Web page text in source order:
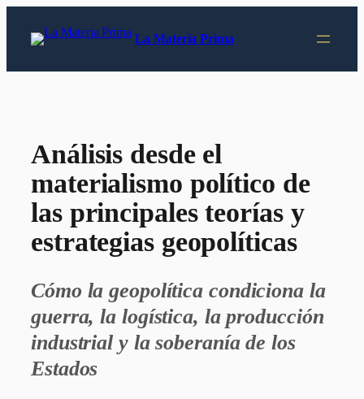
La Materia Prima
Análisis desde el
materialismo político de
las principales teorías y
estrategias geopolíticas
Cómo la geopolítica condiciona la
guerra, la logística, la producción
industrial y la soberanía de los
Estados